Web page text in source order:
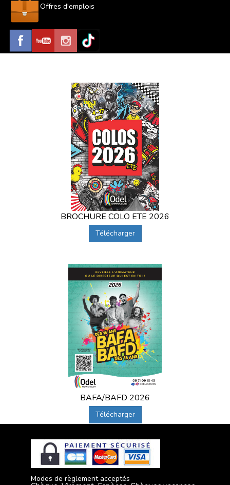
Offres d'emplois
BROCHURE COLO ETE 2026
Télécharger
BAFA/BAFD 2026
Télécharger
Modes de règlement acceptés